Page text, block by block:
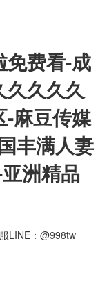
免费看-成
久久久久
-麻豆传媒
丰满人妻
洲精品
LINE：@998tw